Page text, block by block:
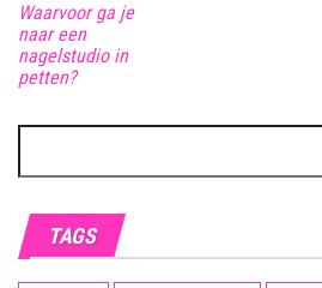
Waarvoor ga je
naar een
nagelstudio in
petten?
naar:
TAGS